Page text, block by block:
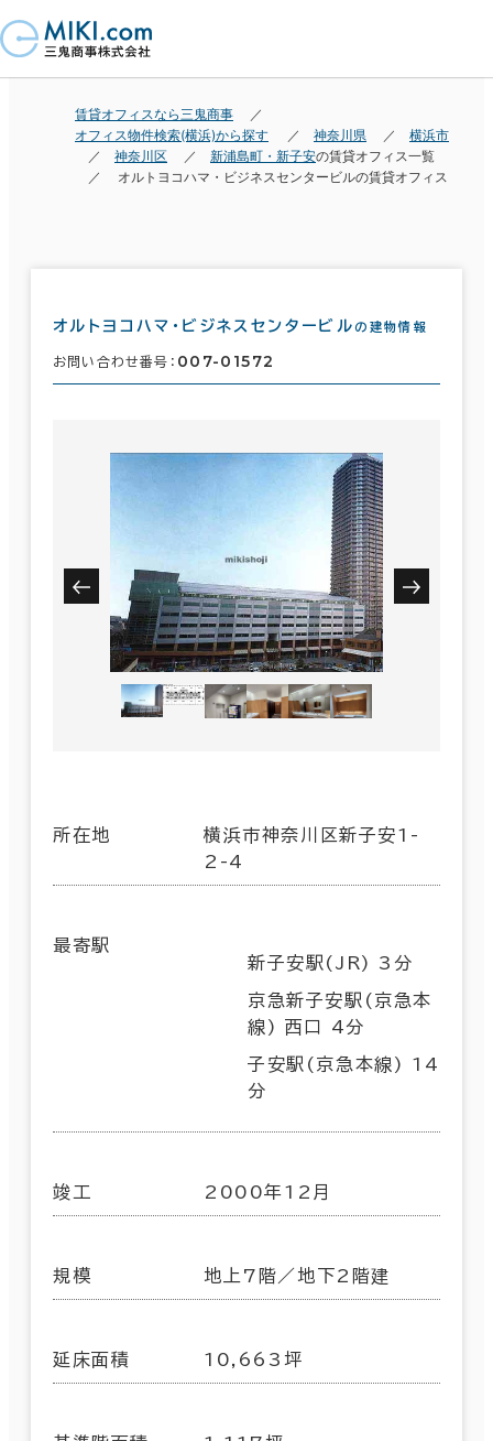
賃貸オフィスなら三鬼商事
オフィス物件検索(横浜)から探す
神奈川県
横浜市
神奈川区
新浦島町・新子安の賃貸オフィス一覧
オルトヨコハマ・ビジネスセンタービルの賃貸オフィス
オルトヨコハマ・ビジネスセンタービルの建物情報
お問い合わせ番号： 007-01572
所在地
横浜市神奈川区新子安1-
2-4
最寄駅
新子安駅(JR) 3分
京急新子安駅(京急本
線) 西口 4分
子安駅(京急本線) 14
分
竣工 2000年12月
規模 地上7階／地下2階建
延床面積 10,663坪